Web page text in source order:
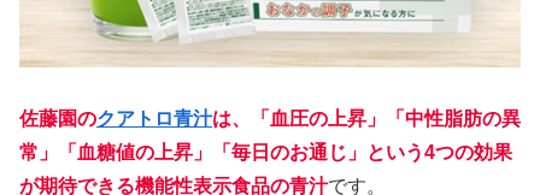
佐藤園のクアトロ青汁は、「血圧の上昇」「中性脂肪の異
常」「血糖値の上昇」「毎日のお通じ」という4つの効果
が期待できる機能性表示食品の青汁です。